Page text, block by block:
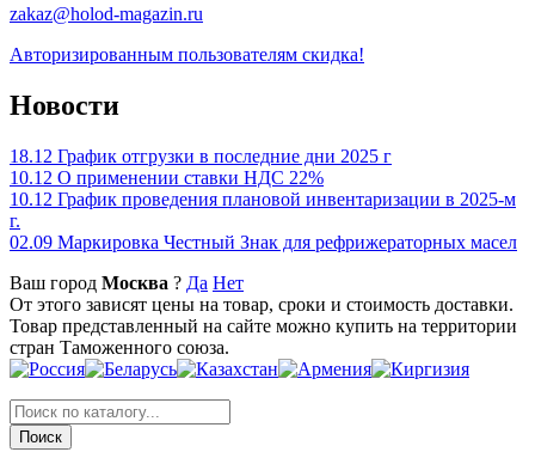
zakaz@holod-magazin.ru
Авторизированным пользователям скидка!
Новости
18.12 График отгрузки в последние дни 2025 г
10.12 О применении ставки НДС 22%
10.12 График проведения плановой инвентаризации в 2025-м
г.
02.09 Маркировка Честный Знак для рефрижераторных масел
Ваш город Москва ? Да Нет
От этого зависят цены на товар, сроки и стоимость доставки.
Товар представленный на сайте можно купить на территории
стран Таможенного союза.